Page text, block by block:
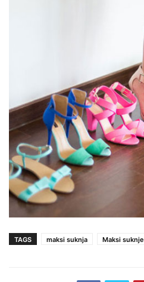
TAGS maksi suknja Maksi suknje